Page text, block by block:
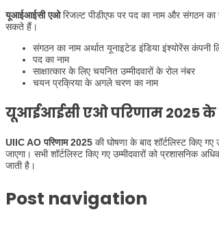
यूआईआईसी एओरिजल्ट पीडीएफ पर पद का नाम और संगठन
सकते हैं।
संगठन का नाम अर्थात यूनाइटेड इंडिया इंश्योरेंस
पद का नाम
साक्षात्कार के लिए चयनित उम्मीदवारों के रोल नंबर
चयन प्रक्रिया के अगले चरण का नाम
यूआईआईसी एओपरिणाम 2025 के
UIIC AOपरिणाम 2025 की घोषणा के बाद शॉर्टलिस्ट किए गए
जाएगा। सभी शॉर्टलिस्ट किए गए उम्मीदवारों को प्रशासनिक
जाती है।
Post navigation